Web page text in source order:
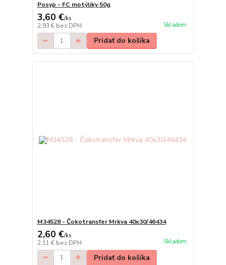
Posyp - FC motýliky 50g
3,60 €/ks
2,93 € bez DPH Skladom
Pridať do košíka
M34528 - Čokotransfer Mrkva 40x30/46434
2,60 €/ks
2,11 € bez DPH Skladom
Pridať do košíka